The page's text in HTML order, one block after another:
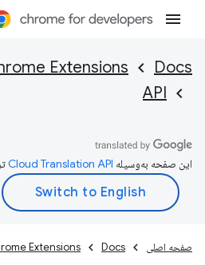
Docs
Extensions
API
این صفحه به‌وسیله
صفحه اصلی Docs
Extensions